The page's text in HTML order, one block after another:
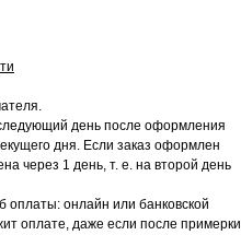
день после оформления
дня. Если заказ оформлен
через 1 день, т. е. на второй день
оплаты: онлайн или банковской
оплате, даже если после примерки